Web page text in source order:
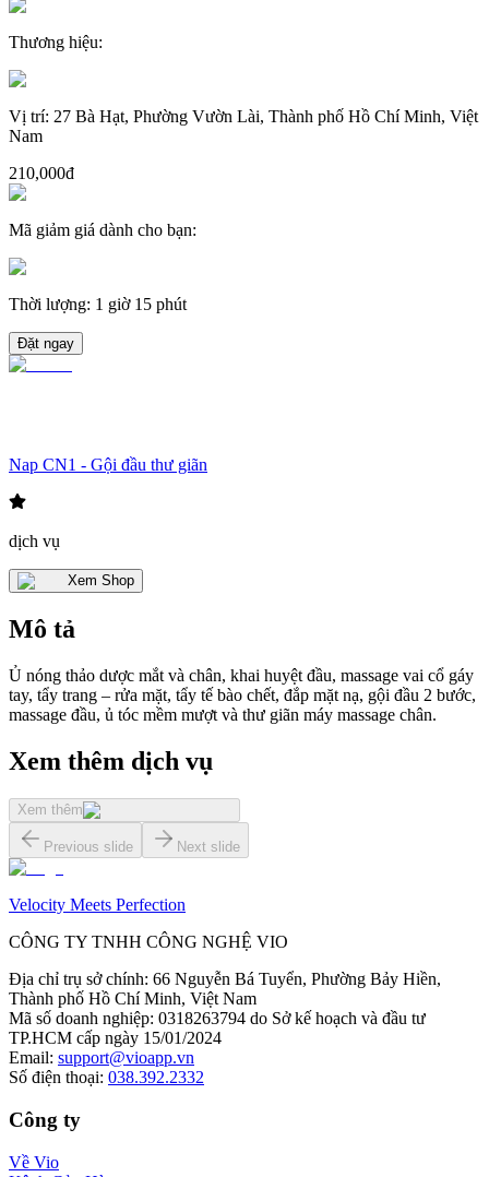
Thương hiệu:
Vị trí: 27 Bà Hạt, Phường Vườn Lài, Thành phố Hồ Chí Minh, Việt
Nam
210,000đ
Mã giảm giá dành cho bạn:
Thời lượng: 1 giờ 15 phút
Đặt ngay
Nap CN1 - Gội đầu thư giãn
dịch vụ
Xem Shop
Mô tả
Ủ nóng thảo dược mắt và chân, khai huyệt đầu, massage vai cổ gáy
tay, tẩy trang – rửa mặt, tẩy tế bào chết, đắp mặt nạ, gội đầu 2 bước,
massage đầu, ủ tóc mềm mượt và thư giãn máy massage chân.
Xem thêm dịch vụ
Xem thêm
Previous slide Next slide
Velocity Meets Perfection
CÔNG TY TNHH CÔNG NGHỆ VIO
Địa chỉ trụ sở chính: 66 Nguyễn Bá Tuyển, Phường Bảy Hiền,
Thành phố Hồ Chí Minh, Việt Nam
Mã số doanh nghiệp: 0318263794 do Sở kế hoạch và đầu tư
TP.HCM cấp ngày 15/01/2024
Email: support@vioapp.vn
Số điện thoại: 038.392.2332
Công ty
Về Vio